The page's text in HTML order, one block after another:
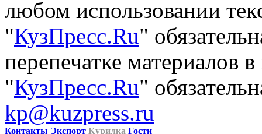
любом использовании
"КузПресс.Ru"
перепечатке материалов
"КузПресс.Ru"
kp@kuzpress.ru
Контакты Экспорт Курилка Гости